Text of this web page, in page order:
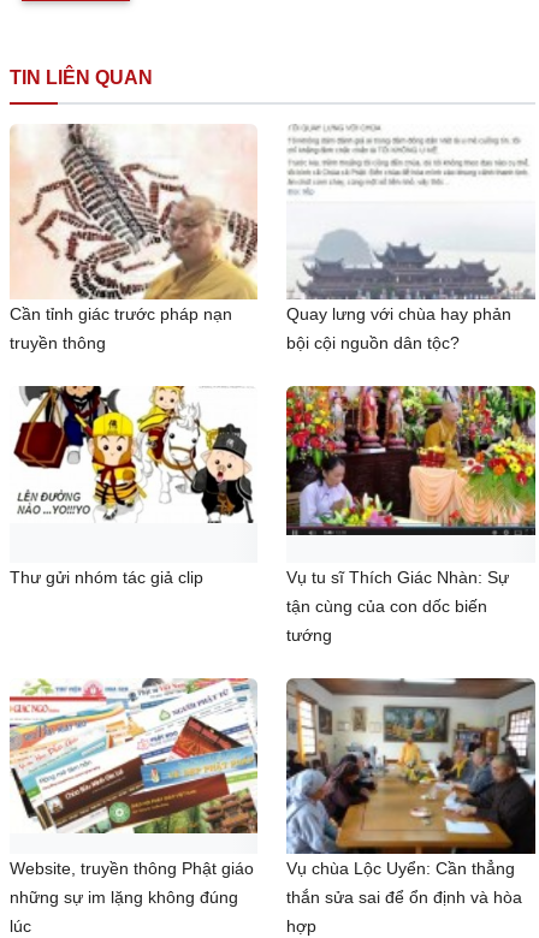
TIN LIÊN QUAN
Cần tỉnh giác trước pháp nạn
truyền thông
Quay lưng với chùa hay phản
bội cội nguồn dân tộc?
Thư gửi nhóm tác giả clip
Vụ tu sĩ Thích Giác Nhàn: Sự
tận cùng của con dốc biến
tướng
Website, truyền thông Phật giáo
những sự im lặng không đúng
lúc
Vụ chùa Lộc Uyển: Cần thẳng
thắn sửa sai để ổn định và hòa
hợp